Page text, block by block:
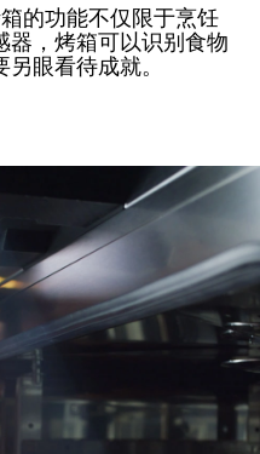
的功能不仅限于烹饪
器，烤箱可以识别食物
眼看待成就。